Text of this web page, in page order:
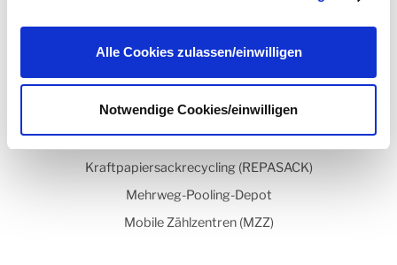
datenschutz@interzero.dejederzeit
widerrufen. Näheres dazu erfahren Sie in unserer
Datenschutzerklärung.
Alle Cookies zulassen/einwilligen
Notwendige Cookies/einwilligen
Anlagentechnik
Leichtverpackungsrecycling
Kunststoffaufbereitungsanlage
Kompetenzzentrum Recyclingkunststoffe
Kraftpapiersackrecycling (REPASACK)
Mehrweg-Pooling-Depot
Mobile Zählzentren (MZZ)